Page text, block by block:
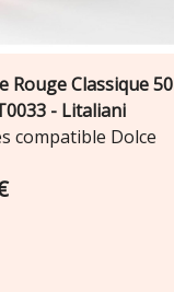
Ajouter au panier
Rouge Classique 50
- Litaliani
compatible Dolce